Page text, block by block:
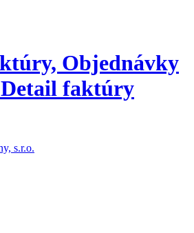
Objednávky
faktúry